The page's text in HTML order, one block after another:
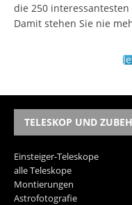
die 250
Damit stehen Sie nie
TELESKOP UND
Einsteiger-Teleskope
alle Teleskope
Montierungen
Astrofotografie